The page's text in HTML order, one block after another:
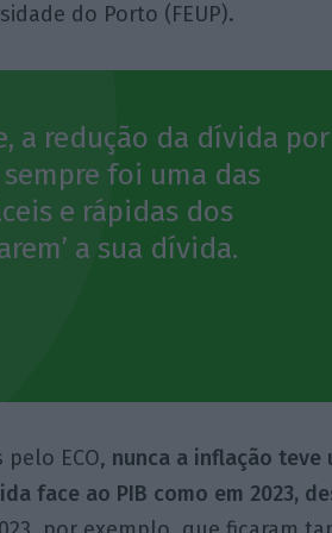
do Porto (FEUP).
a redução da dívida por
foi uma das
e rápidas dos
a sua dívida.
ECO, nunca a inflação teve
face ao PIB como em 2023,